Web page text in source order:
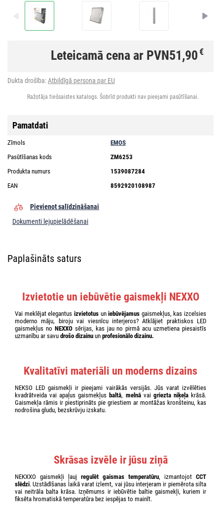
Leteicamā cena ar PVN51,90€
Dukta drošība:Atbildīgā persona par EU
Ražotāja tiešsaistes katalogs. Šobrīd produkti nav pieejami pasūtīšanai.
Pamatdati
Zīmols
EMOS
Pasūtīšanas kods
ZM6253
Produkta numurs
1539087284
EAN
8592920108987
Pievienot salīdzināšanai
Dokumenti lejupielādēšanai
Paplašināts saturs
Izvietotie un iebūvētie gaismekļi NEXXO
Vai meklējat elegantus izvietotusuniebūvējamus gaismekļus, kas izcelsies
moderno māju, biroju vai viesnīcu interjeros? Atklājiet praktiskos LED
gaismekļus no NEXXOsērijas, kas jau no pirmā acu uzmetiena piesaistīs
uzmanību ar savu drošo dizainu un profesionālo dizainu.
Kvalitatīvi materiāli un moderns dizains
NEKSO LED gaismekļi ir pieejami vairākās versijās. Jūs varat izvēlēties
kvadrātveida vai apaļus gaismekļus baltā, melnāvai griezta niķeļakrāsā.
Gaismekļa rāmis ir piestiprināts pie griestiem ar montāžas kronšteinu, kas
nodrošina gludu, bezskrūvju izskatu.
Skrāsas izvēle ir jūsu ziņā
NEKXXO gaismekļi ļauj regulēt gaismas temperatūru, izmantojot CCT
slēdzi. Uzstādīšanas laikā varat izlemt, vai jūsu interjeram ir piemērota silta
vai neitrāla balta krāsa. Izņēmums ir iebūvētie baltie gaismekļi, kuriem ir
fiksēta hromatiskā temperatūra bez iespējas to mainīt.